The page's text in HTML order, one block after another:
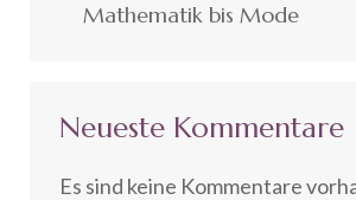
Mathematik bis Mode
Neueste Kommentare
Es sind keine Kommentare